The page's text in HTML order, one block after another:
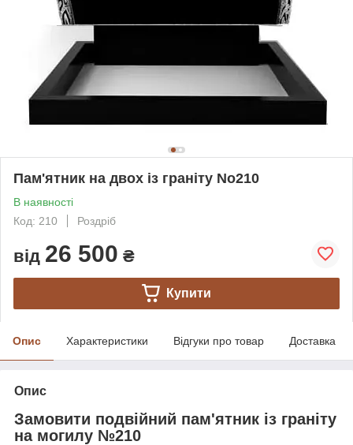
Пам'ятник на двох із граніту No210
В наявності
Код: 210
Роздріб
від 26 500 ₴
Купити
Опис Характеристики Відгуки про товар Доставка
Опис
Замовити подвійний пам'ятник із граніту
на могилу №210